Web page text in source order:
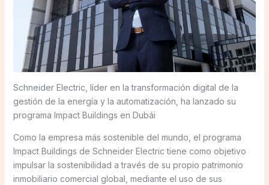
Schneider Electric, líder en la transformación digital de la
gestión de la energía y la automatización, ha lanzado su
programa Impact Buildings en Dubái
Como la empresa más sostenible del mundo, el programa
Impact Buildings de Schneider Electric tiene como objetivo
impulsar la sostenibilidad a través de su propio patrimonio
inmobiliario comercial global, mediante el uso de sus